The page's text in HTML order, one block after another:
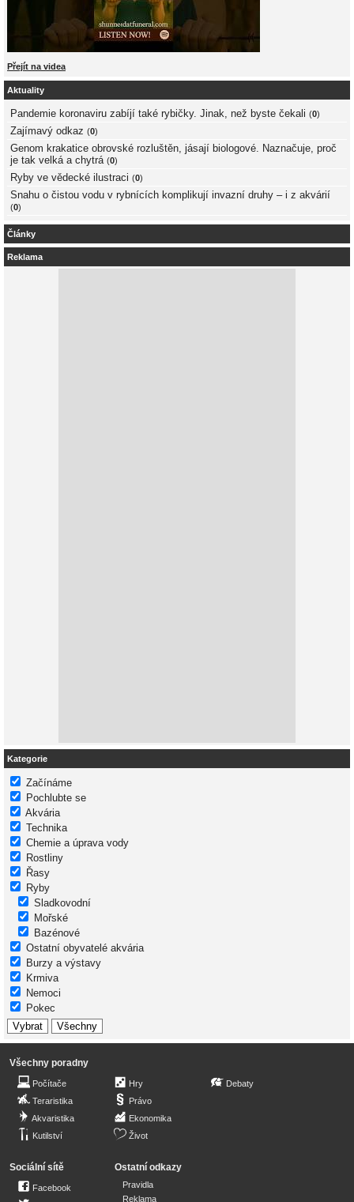
Přejít na videa
Aktuality
Pandemie koronaviru zabíjí také rybičky. Jinak, než byste čekali (0)
Zajímavý odkaz (0)
Genom krakatice obrovské rozluštěn, jásají biologové. Naznačuje, proč
je tak velká a chytrá (0)
Ryby ve vědecké ilustraci (0)
Snahu o čistou vodu v rybnících komplikují invazní druhy – i z akvárií
(0)
Články
Reklama
Kategorie
Začínáme
Pochlubte se
Akvária
Technika
Chemie a úprava vody
Rostliny
Řasy
Ryby
Sladkovodní
Mořské
Bazénové
Ostatní obyvatelé akvária
Burzy a výstavy
Krmiva
Nemoci
Pokec
Všechny poradny
Počítače
Teraristika
Akvaristika
Kutilství
Hry
Právo
Ekonomika
Život
Debaty
Sociální sítě
Facebook
Ostatní odkazy
Pravidla
Reklama